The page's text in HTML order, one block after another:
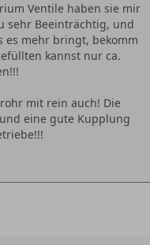
Ventile haben sie mir
sehr Beeinträchtig, und
es mehr bringt, bekomm
kannst nur ca.
mit rein auch! Die
eine gute Kupplung